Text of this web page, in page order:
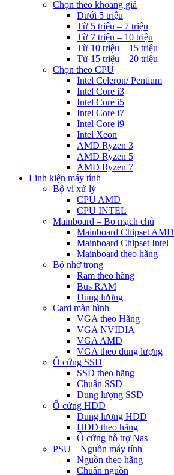
Chọn theo khoảng giá
Dưới 5 triệu
Từ 5 triệu – 7 triệu
Từ 7 triệu – 10 triệu
Từ 10 triệu – 15 triệu
Từ 15 triệu – 20 triệu
Chọn theo CPU
Intel Celeron/ Pentium
Intel Core i3
Intel Core i5
Intel Core i7
Intel Core i9
Intel Xeon
AMD Ryzen 3
AMD Ryzen 5
AMD Ryzen 7
Linh kiện máy tính
Bộ vi xử lý
CPU AMD
CPU INTEL
Mainboard – Bo mạch chủ
Mainboard Chipset AMD
Mainboard Chipset Intel
Mainboard theo hãng
Bộ nhớ trong
Ram theo hãng
Bus RAM
Dung lượng
Card màn hình
VGA theo Hãng
VGA NVIDIA
VGA AMD
VGA theo dung lượng
Ổ cứng SSD
SSD theo hãng
Chuẩn SSD
Dung lượng SSD
Ổ cứng HDD
Dung lượng HDD
HDD theo hãng
Ổ cứng hỗ trợ Nas
PSU – Nguồn máy tính
Nguồn theo hãng
Chuẩn nguồn